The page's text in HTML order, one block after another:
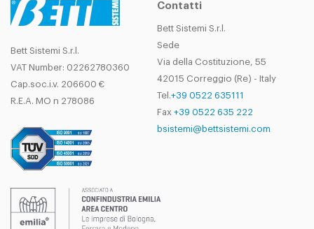
Bett Sistemi S.r.l.
VAT Number: 02262780360
Cap.soc.i.v. 206600 €
R.E.A. MO n 278086
Contatti
Bett Sistemi S.r.l.
Sede
Via della Costituzione, 55
42015 Correggio (Re) - Italy
Tel.+39 0522 635111
Fax +39 0522 635 222
bsistemi@bettsistemi.com